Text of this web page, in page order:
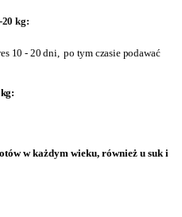
20 kg:
10 - 20 dni, po tym czasie podawać
w każdym wieku, również u suk i